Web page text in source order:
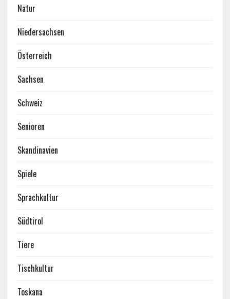
Natur
Niedersachsen
Österreich
Sachsen
Schweiz
Senioren
Skandinavien
Spiele
Sprachkultur
Südtirol
Tiere
Tischkultur
Toskana